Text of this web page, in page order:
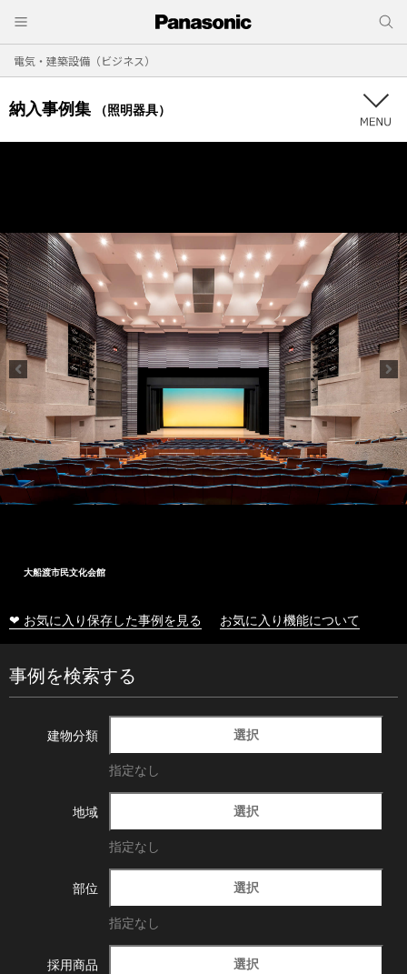
電気・建築設備（ビジネス）
納入事例集 （照明器具）
大船渡市民文化会館
❤ お気に入り保存した事例を見る お気に入り機能について
事例を検索する
建物分類 選択
指定なし
地域 選択
指定なし
部位 選択
指定なし
採用商品 選択